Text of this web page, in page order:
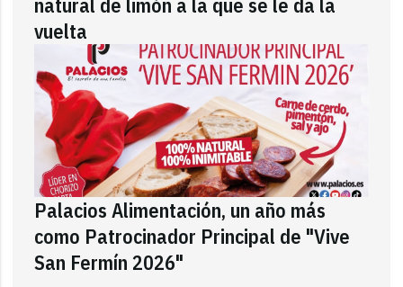
vuelta
Palacios Alimentación, un año más
como Patrocinador Principal de "Vive
San Fermín 2026"